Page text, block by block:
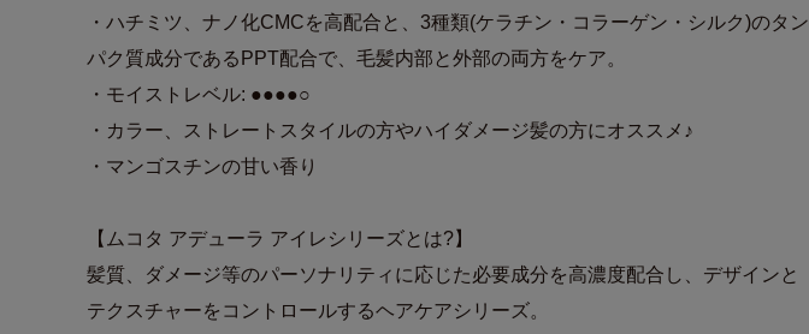
・ハチミツ、ナノ化CMCを高配合と、3種類(ケラチン・コラーゲン・シルク)のタン
パク質成分であるPPT配合で、毛髪内部と外部の両方をケア。
・モイストレベル: ●●●●○
・カラー、ストレートスタイルの方やハイダメージ髪の方にオススメ♪
・マンゴスチンの甘い香り
【ムコタ アデューラ アイレシリーズとは?】
髪質、ダメージ等のパーソナリティに応じた必要成分を高濃度配合し、デザインと
テクスチャーをコントロールするヘアケアシリーズ。